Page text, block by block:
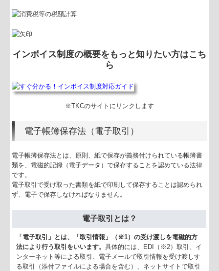
インボイス制度の概要をもっと知りたい方はこち
ら
※TKCのサイトにリンクします
電子帳簿保存法（電子取引）
電子帳簿保存法とは、原則、紙で保存が義務付けられている帳簿書
類を、電磁的記録（電子データ）で保存することを認めている法律
です。
電子取引で受け取った書類を紙で印刷して保存することは認められ
ず、電子で保存しなければなりません。
電子取引とは？
「電子取引」とは、「取引情報」（※1）の受け渡しを電磁的方
法により行う取引をいいます。具体的には、EDI（※2）取引、イ
ンターネット等による取引、電子メールで取引情報を受け渡しす
る取引（添付ファイルによる場合を含む）、ネットサイトで取引